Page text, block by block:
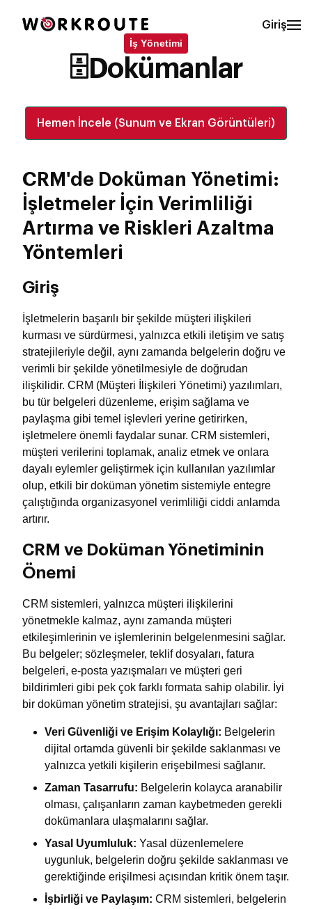
Giriş
İş Yönetimi
🗄️Dokümanlar
Hemen İncele (Sunum ve Ekran Görüntüleri)
CRM'de Doküman Yönetimi:
İşletmeler İçin Verimliliği
Artırma ve Riskleri Azaltma
Yöntemleri
Giriş
İşletmelerin başarılı bir şekilde müşteri ilişkileri
kurması ve sürdürmesi, yalnızca etkili iletişim ve satış
stratejileriyle değil, aynı zamanda belgelerin doğru ve
verimli bir şekilde yönetilmesiyle de doğrudan
ilişkilidir. CRM (Müşteri İlişkileri Yönetimi) yazılımları,
bu tür belgeleri düzenleme, erişim sağlama ve
paylaşma gibi temel işlevleri yerine getirirken,
işletmelere önemli faydalar sunar. CRM sistemleri,
müşteri verilerini toplamak, analiz etmek ve onlara
dayalı eylemler geliştirmek için kullanılan yazılımlar
olup, etkili bir doküman yönetim sistemiyle entegre
çalıştığında organizasyonel verimliliği ciddi anlamda
artırır.
CRM ve Doküman Yönetiminin
Önemi
CRM sistemleri, yalnızca müşteri ilişkilerini
yönetmekle kalmaz, aynı zamanda müşteri
etkileşimlerinin ve işlemlerinin belgelenmesini sağlar.
Bu belgeler; sözleşmeler, teklif dosyaları, fatura
belgeleri, e-posta yazışmaları ve müşteri geri
bildirimleri gibi pek çok farklı formata sahip olabilir. İyi
bir doküman yönetim stratejisi, şu avantajları sağlar:
Veri Güvenliği ve Erişim Kolaylığı: Belgelerin
dijital ortamda güvenli bir şekilde saklanması ve
yalnızca yetkili kişilerin erişebilmesi sağlanır.
Zaman Tasarrufu: Belgelerin kolayca aranabilir
olması, çalışanların zaman kaybetmeden gerekli
dokümanlara ulaşmalarını sağlar.
Yasal Uyumluluk: Yasal düzenlemelere
uygunluk, belgelerin doğru şekilde saklanması ve
gerektiğinde erişilmesi açısından kritik önem taşır.
İşbirliği ve Paylaşım: CRM sistemleri, belgelerin